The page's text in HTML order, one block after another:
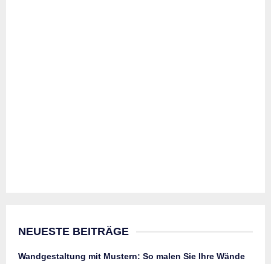
NEUESTE BEITRÄGE
Wandgestaltung mit Mustern: So malen Sie Ihre Wände